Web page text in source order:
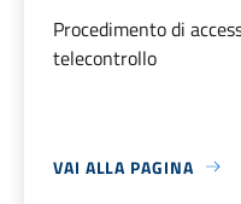
Procedimento di
telecontrollo
VAI ALLA PAGINA